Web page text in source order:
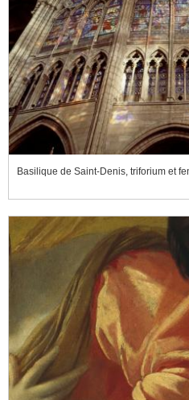
Basilique de Saint-Denis, triforium et